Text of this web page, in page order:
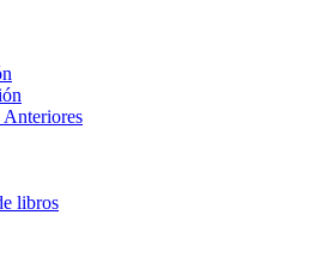
libros